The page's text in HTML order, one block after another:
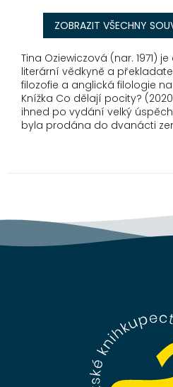
ZOBRAZIT VŠECHNY
Tina Oziewiczová (nar. 1971)
literární vědkyně a
filozofie a anglická filologie
Knížka Co dělají pocity?
ihned po vydání velký
byla prodána do dvanácti